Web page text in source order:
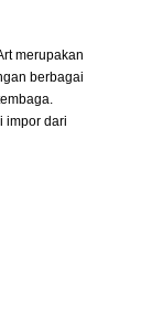
merupakan
berbagai
impor dari